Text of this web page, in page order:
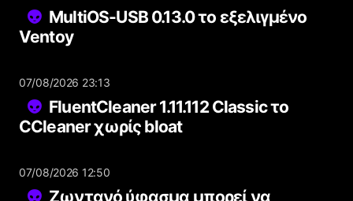
MultiOS-USB 0.13.0 το εξελιγμένο
Ventoy
07/08/2026 23:13
FluentCleaner 1.11.112 Classic το
CCleaner χωρίς bloat
07/08/2026 12:50
Ζωντανό ύφασμα μπορεί να